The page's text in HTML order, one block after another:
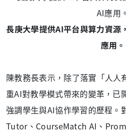
長庚大學提供AI平台與算力資
應用。
陳教務長表示，除了落實「人人
重AI對教學模式帶來的變革，已
強調學生與AI協作學習的歷程。
Tutor、CourseMatch AI、